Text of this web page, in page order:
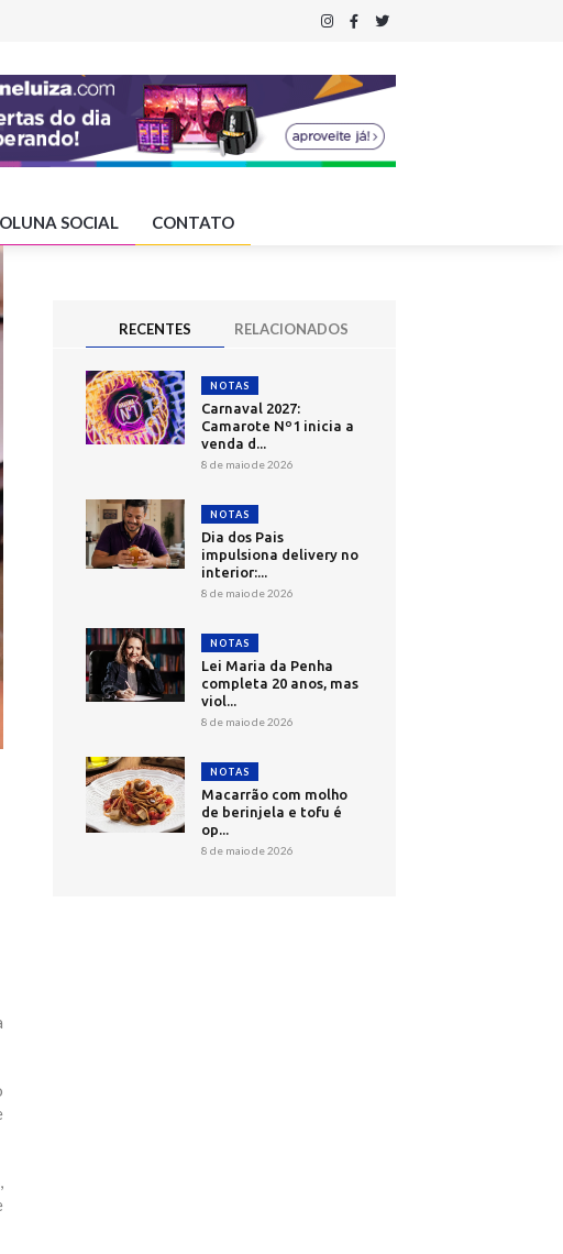
SOCIAL CONTATO
RECENTES RELACIONADOS
NOTAS
Carnaval 2027:
Camarote Nº1 inicia a
venda d...
8 de maio de 2026
NOTAS
Dia dos Pais
impulsiona delivery no
interior:...
8 de maio de 2026
NOTAS
Lei Maria da Penha
completa 20 anos, mas
viol...
8 de maio de 2026
NOTAS
Macarrão com molho
de berinjela e tofu é
op...
8 de maio de 2026